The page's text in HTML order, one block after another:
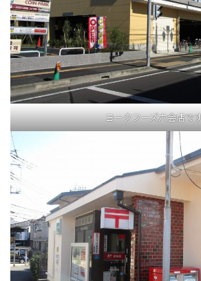
ヨークフーズ六会店で